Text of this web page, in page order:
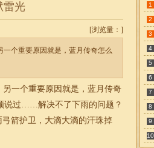
雷光
[浏览量： ]
个重要原因就是，蓝月传奇怎么
一个重要原因就是，蓝月传奇
说过……解决不了下雨的问题？
弓箭护卫，大滴大滴的汗珠掉
1
2
3
4
5
6
7
8
9
10